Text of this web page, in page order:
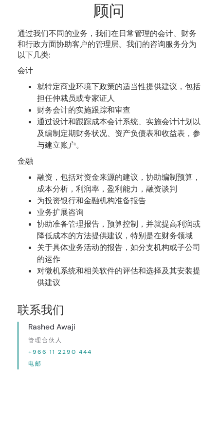
顾问
通过我们不同的业务，我们在日常管理的会计、财务
和行政方面协助客户的管理层。我们的咨询服务分为
以下几类:
会计
就特定商业环境下政策的适当性提供建议，包括
担任仲裁员或专家证人
财务会计的实施跟踪和审查
通过设计和跟踪成本会计系统、实施会计计划以
及编制定期财务状况、资产负债表和收益表，参
与建立账户。
金融
融资，包括对资金来源的建议，协助编制预算，
成本分析，利润率，盈利能力，融资谈判
为投资银行和金融机构准备报告
业务扩展咨询
协助准备管理报告，预算控制，并就提高利润或
降低成本的方法提供建议，特别是在财务领域
关于具体业务活动的报告，如分支机构或子公司
的运作
对微机系统和相关软件的评估和选择及其安装提
供建议
联系我们
Rashed Awaji
管理合伙人
+966 11 2290 444
电邮